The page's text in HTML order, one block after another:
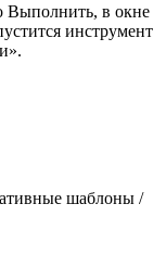
Выполнить, в окне
инструмент
шаблоны /